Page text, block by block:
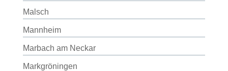
Malsch
Mannheim
Marbach am Neckar
Markgröningen